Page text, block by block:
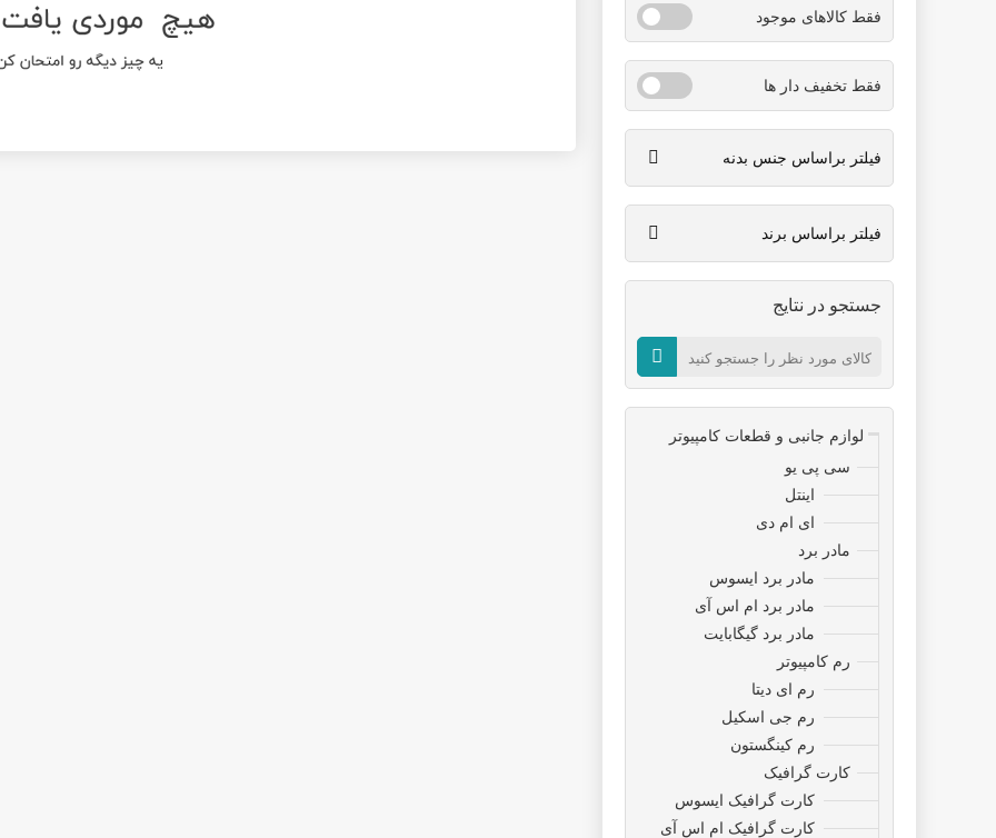
فقط کالاهای موجود
فقط تخفیف دار ها
فیلتر براساس جنس بدنه
فیلتر براساس برند
جستجو در نتایج
لوازم جانبی و قطعات کامپیوتر
سی پی یو
اینتل
ای ام دی
مادر برد
مادر برد ایسوس
مادر برد ام اس آی
مادر برد گیگابایت
رم کامپیوتر
رم ای دیتا
رم جی اسکیل
رم کینگستون
کارت گرافیک
کارت گرافیک ایسوس
کارت گرافیک ام اس آی